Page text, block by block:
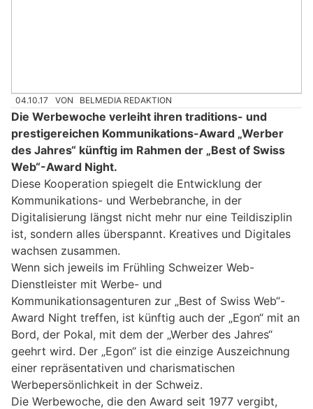
04.10.17 VON BELMEDIA REDAKTION
Die Werbewoche verleiht ihren traditions- und
prestigereichen Kommunikations-Award „Werber
des Jahres“ künftig im Rahmen der „Best of Swiss
Web“-Award Night.
Diese Kooperation spiegelt die Entwicklung der
Kommunikations- und Werbebranche, in der
Digitalisierung längst nicht mehr nur eine Teildisziplin
ist, sondern alles überspannt. Kreatives und Digitales
wachsen zusammen.
Wenn sich jeweils im Frühling Schweizer Web-
Dienstleister mit Werbe- und
Kommunikationsagenturen zur „Best of Swiss Web“-
Award Night treffen, ist künftig auch der „Egon“ mit an
Bord, der Pokal, mit dem der „Werber des Jahres“
geehrt wird. Der „Egon“ ist die einzige Auszeichnung
einer repräsentativen und charismatischen
Werbepersönlichkeit in der Schweiz.
Die Werbewoche, die den Award seit 1977 vergibt,